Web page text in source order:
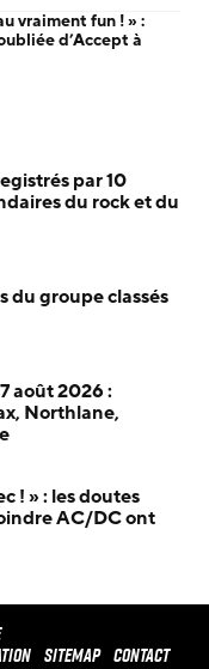
vraiment fun ! » :
d’Accept à
par 10
du rock et du
du groupe classés
août 2026 :
Northlane,
! » : les doutes
AC/DC ont
Sitemap Contact